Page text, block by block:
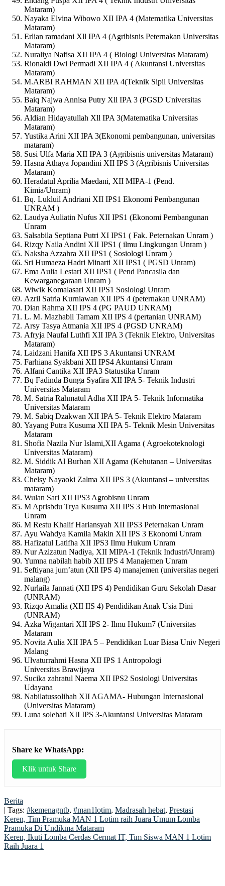
Mataram)
Nayaka Elvina Wibowo XII IPA 4 (Matematika Universitas
Mataram)
Erlian ramadani Xll IPA 4 (Agribisnis Peternakan Universitas
Mataram)
Nuraliya Nafisa XII IPA 4 ( Biologi Universitas Mataram)
Rionaldi Dwi Permadi XII IPA 4 ( Akuntansi Universitas
Mataram)
M.ARBI RAHMAN XII IPA 4(Teknik Sipil Universitas
Mataram)
Baiq Najwa Annisa Putry Xll IPA 3 (PGSD Universitas
Mataram)
Aldian Hidayatullah Xll IPA 3(Matematika Universitas
Mataram)
Yustika Arini XII IPA 3(Ekonomi pembangunan, universitas
mataram)
Susi Ulfa Maria XII IPA 3 (Agribisnis universitas Mataram)
Hasna Athaya Jopandini XII IPS 3 (Agribisnis Universitas
Mataram)
Heradatul Aprilia Maedani, XII MIPA-1 (Pend.
Kimia/Unram)
Bq. Lukluil Andriani XII IPS1 Ekonomi Pembangunan
UNRAM )
Laudya Auliatin Nufus XII IPS1 (Ekonomi Pembangunan
Unram
Salsabila Septiana Putri XI IPS1 ( Fak. Peternakan Unram )
Rizqy Naila Andini XII IPS1 ( ilmu Lingkungan Unram )
Naksha Azzahra XII IPS1 ( Sosiologi Unram )
Sri Humaeza Hadri Minarti XII IPS1 ( PGSD Unram)
Ema Aulia Lestari XII IPS1 ( Pend Pancasila dan
Kewarganegaraan Unram )
Wiwik Komalasari XII IPS1 Sosiologi Unram
Azril Satria Kurniawan XII IPS 4 (peternakan UNRAM)
Dian Rahma XII IPS 4 (PG PAUD UNRAM)
L. M. Mazhabil Tamam XII IPS 4 (pertanian UNRAM)
Arsy Tasya Atmania XII IPS 4 (PGSD UNRAM)
Afryja Naufal Luthfi XII IPA 3 (Teknik Elektro, Universitas
Mataram)
Laidzani Hanifa XII IPS 3 Akuntansi UNRAM
Farhiana Syakbani XII IPS4 Akuntansi Unram
Alfani Cantika XII IPA3 Statustika Unram
Bq Fadinda Bunga Syafira XII IPA 5- Teknik Industri
Universitas Mataram
M. Satria Rahmatul Adha XII IPA 5- Teknik Informatika
Universitas Mataram
M. Sabiq Dzakwan XII IPA 5- Teknik Elektro Mataram
Yayang Putra Kusuma XII IPA 5- Teknik Mesin Universitas
Mataram
Shofia Nazila Nur Islami,XII Agama ( Agroekoteknologi
Universitas Mataram)
M. Siddik Al Burhan XII Agama (Kehutanan – Universitas
Mataram)
Chelsy Nayaoki Zalma XII IPS 3 (Akuntansi – universitas
mataram)
Wulan Sari XII IPS3 Agrobisnu Unram
M Aprisbdu Trya Kusuma XII IPS 3 Hub Internasional
Unram
M Restu Khalif Hariansyah XII IPS3 Peternakan Unram
Ayu Wahdya Kamila Makin XII IPS 3 Ekonomi Unram
Hafizatul Latifha XII IPS3 Ilmu Hukum Unram
Nur Azizatun Nadiya, XII MIPA-1 (Teknik Industri/Unram)
Yumna nabilah habib XII IPS 4 Manajemen Unram
Seftiyana jum’atun (Xll IPS 4) manajemen (universitas negeri
malang)
Nurlaila Jannati (XII IPS 4) Pendidikan Guru Sekolah Dasar
(UNRAM)
Rizqo Amalia (XII IIS 4) Pendidikan Anak Usia Dini
(UNRAM)
Azka Wigantari XII IPS 2- Ilmu Hukum7 (Universitas
Mataram
Novita Aulia XII IPA 5 – Pendidikan Luar Biasa Univ Negeri
Malang
Ulvaturrahmi Hasna XII IPS 1 Antropologi
Universitas Brawijaya
Sucika zahratul Naema XII IPS2 Sosiologi Universitas
Udayana
Nabilatussolihah XII AGAMA- Hubungan Internasional
(Universitas Mataram)
Luna solehati XII IPS 3-Akuntansi Universitas Mataram
Share ke WhatsApp:
Klik untuk Share
Berita
| Tags: #kemenagntb, #man1lotim, Madrasah hebat, Prestasi
Post
navigation
Keren, Tim Pramuka MAN 1 Lotim raih Juara Umum Lomba
Pramuka Di Undikma Mataram
Keren, Ikuti Lomba Cerdas Cermat IT, Tim Siswa MAN 1 Lotim
Raih Juara 1